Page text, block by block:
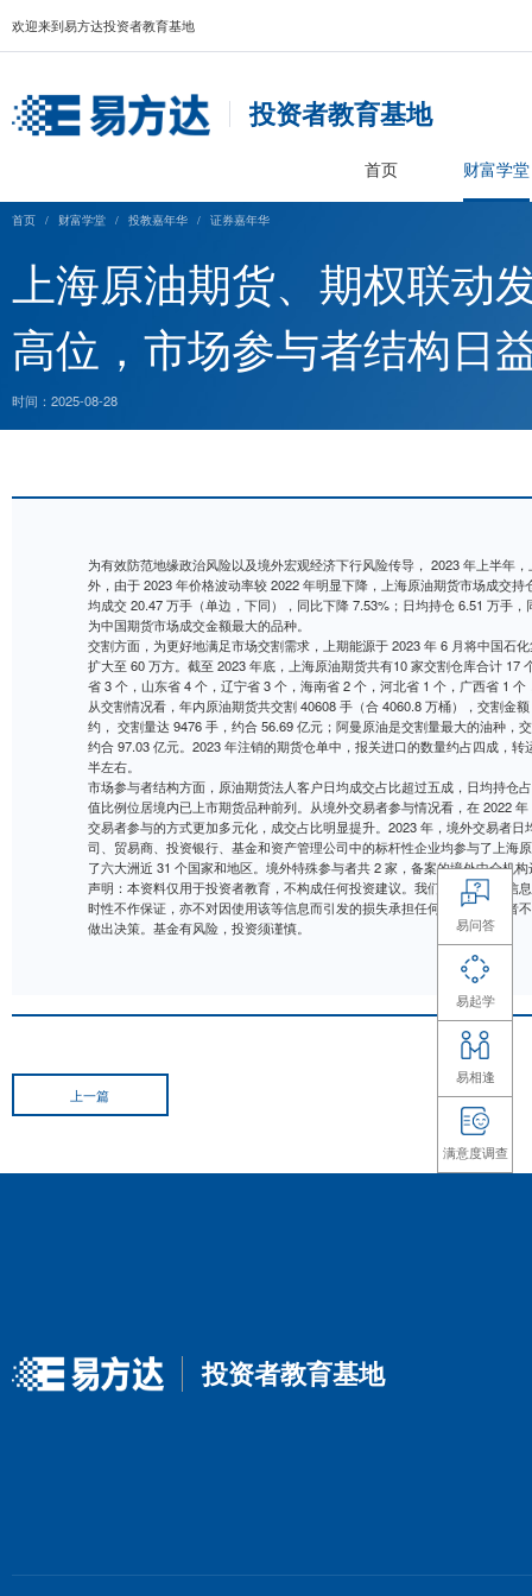
欢迎来到易方达投资者教育基地
投资者教育基
首页
首页 / 财富学堂 / 投教嘉年华 / 证券嘉年华
上海原油期货、期
高位，市场参与者结
时间：2025-08-28
为有效防范地缘政治风险以及境外宏观经济下行风险传导
外，由于 2023 年价格波动率较 2022 年明显下降，上海
均成交 20.47 万手（单边，下同），同比下降 7.53%；
为中国期货市场成交金额最大的品种。
交割方面，为更好地满足市场交割需求，上期能源于
扩大至 60 万方。截至 2023 年底，上海原油期货共有10
省 3 个，山东省 4 个，辽宁省 3 个，海南省 2 个，河北
从交割情况看，年内原油期货共交割 40608 手（合
约， 交割量达 9476 手，约合 56.69 亿元；阿曼原油是交
约合 97.03 亿元。2023 年注销的期货仓单中，报关进口
市场参与者结构方面，原油期货法人客户日均成交占比
值比例位居境内已上市期货品种前列。从境外交易者参与
交易者参与的方式更加多元化，成交占比明显提升。
司、贸易商、投资银行、基金和资产管理公司中的标杆
了六大洲近 31 个国家和地区。境外特殊参与者共 2 家，
声明：本资料仅用于投资者教育，不构成任何投资建议。
时性不作保证，亦不对因使用该等信息而引发的损失承
上一篇